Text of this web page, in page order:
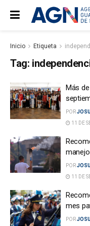
Inicio Etiqueta
Tag:
Más
POR
11 DE
POR
11 DE
mes
POR